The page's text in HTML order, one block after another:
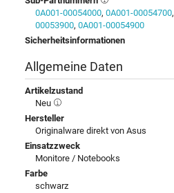
0A001-00054000, 0A001-00054700,
00053900, 0A001-00054900
Sicherheitsinformationen
Allgemeine Daten
Artikelzustand
Neu
Hersteller
Originalware direkt von Asus
Einsatzzweck
Monitore / Notebooks
Farbe
schwarz